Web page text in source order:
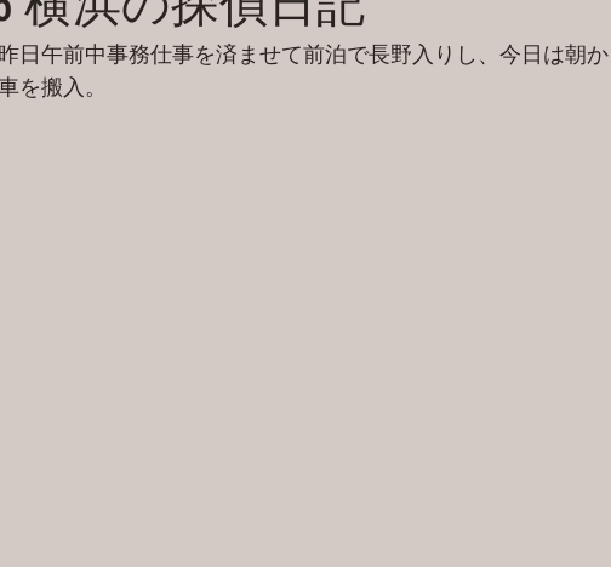
日午前中事務仕事を済ませて前泊で長野入りし、今日は朝
を搬入。